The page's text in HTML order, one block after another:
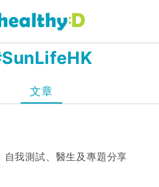
文章
我測試、醫生及專題分享